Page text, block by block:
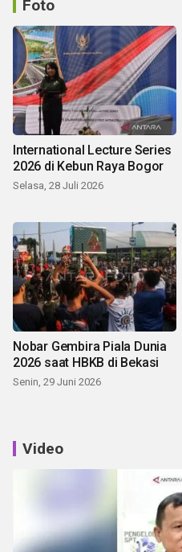
Foto
International Lecture Series
2026 di Kebun Raya Bogor
Selasa, 28 Juli 2026
Nobar Gembira Piala Dunia
2026 saat HBKB di Bekasi
Senin, 29 Juni 2026
Video